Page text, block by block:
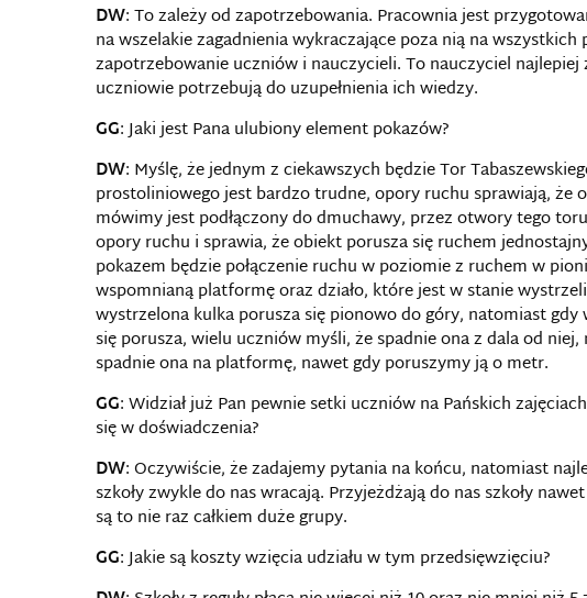
DW: To zależy od zapotrzebowania. Pracownia jest
na wszelakie zagadnienia wykraczające poza nią na
zapotrzebowanie uczniów i nauczycieli. To nauczyciel
uczniowie potrzebują do uzupełnienia ich wiedzy.
GG: Jaki jest Pana ulubiony element pokazów?
DW: Myślę, że jednym z ciekawszych będzie Tor
prostoliniowego jest bardzo trudne, opory ruchu sprawiają, że
mówimy jest podłączony do dmuchawy, przez otwory tego
opory ruchu i sprawia, że obiekt porusza się ruchem
pokazem będzie połączenie ruchu w poziomie z ruchem w
wspomnianą platformę oraz działo, które jest w stanie
wystrzelona kulka porusza się pionowo do góry, natomiast
się porusza, wielu uczniów myśli, że spadnie ona z dala od
spadnie ona na platformę, nawet gdy poruszymy ją o metr.
GG: Widział już Pan pewnie setki uczniów na Pańskich
się w doświadczenia?
DW: Oczywiście, że zadajemy pytania na końcu, natomiast
szkoły zwykle do nas wracają. Przyjeżdżają do nas szkoły
są to nie raz całkiem duże grupy.
GG: Jakie są koszty wzięcia udziału w tym przedsięwzięciu?